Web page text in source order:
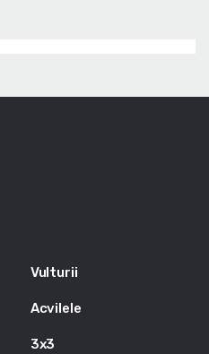
Vulturii
Acvilele
3x3